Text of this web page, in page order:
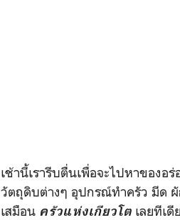
เช้านี้เรารีบตื่นเพื่อจะไปหาของอ
วัตถุดิบต่างๆ อุปกรณ์ทำครัว มีด
เสมือน ครัวแห่งเกียวโต เลยทีเดี